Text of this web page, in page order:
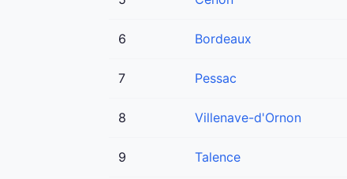
6 Bordeaux
7 Pessac
8 Villenave-d'Ornon
9 Talence